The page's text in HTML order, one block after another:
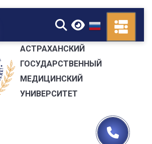
▼
АСТРАХАНСКИЙ
ГОСУДАРСТВЕННЫЙ
МЕДИЦИНСКИЙ
УНИВЕРСИТЕТ